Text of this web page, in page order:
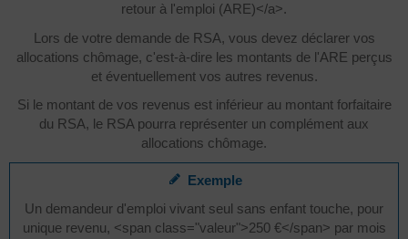
retour à l'emploi (ARE)</a>.
Lors de votre demande de RSA, vous devez déclarer vos
allocations chômage, c'est-à-dire les montants de l'ARE perçus
et éventuellement vos autres revenus.
Si le montant de vos revenus est inférieur au montant forfaitaire
du RSA, le RSA pourra représenter un complément aux
allocations chômage.
Exemple
Un demandeur d'emploi vivant seul sans enfant touche, pour
unique revenu, <span class="valeur">250 €</span> par mois